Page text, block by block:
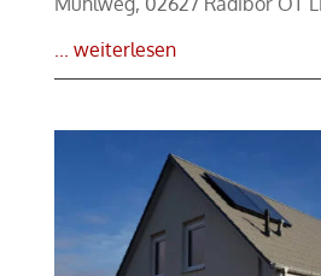
... weiterlesen